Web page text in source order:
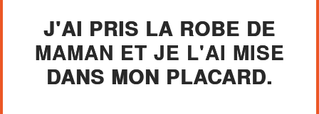
J'AI PRIS LA ROBE DE
MAMAN ET JE L'AI MISE
DANS MON PLACARD.